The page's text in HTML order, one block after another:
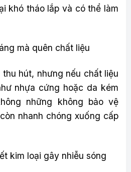
khó tháo lắp và có thể làm
mà quên chất liệu
hút, nhưng nếu chất liệu
nhựa cứng hoặc da kém
những không bảo vệ
nhanh chóng xuống cấp
kim loại gây nhiễu sóng